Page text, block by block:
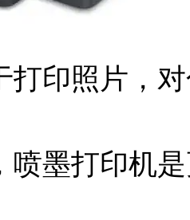
打印照片，
喷墨打印机